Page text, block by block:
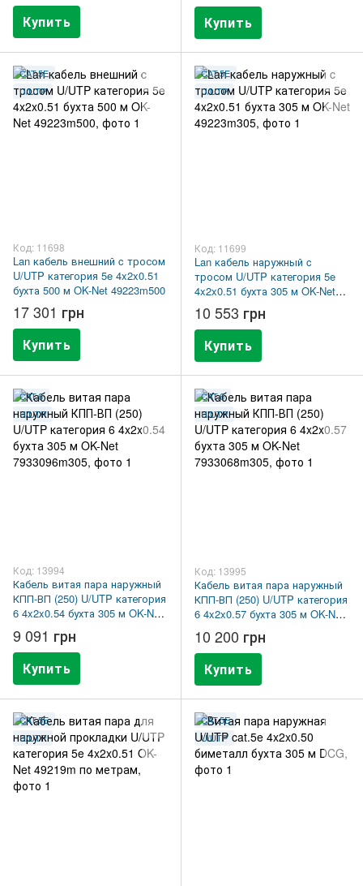
Купить Купить
CAT.5E
U/UTP
Код: 11698
Lan кабель внешний c тросом
U/UTP категория 5e 4x2x0.51
бухта 500 м OK-Net 49223m500
17 301 грн
Купить
CAT.5E
U/UTP
Код: 11699
Lan кабель наружный c
тросом U/UTP категория 5e
4x2x0.51 бухта 305 м OK-Net
49223m305
10 553 грн
Купить
CAT.6
U/UTP
Код: 13994
Кабель витая пара наружный
КПП-ВП (250) U/UTP категория
6 4x2x0.54 бухта 305 м OK-Net
7933096m305
9 091 грн
Купить
CAT.6
U/UTP
Код: 13995
Кабель витая пара наружный
КПП-ВП (250) U/UTP категория
6 4x2x0.57 бухта 305 м OK-Net
7933068m305
10 200 грн
Купить
CAT.5E
U/UTP
CAT.5E
U/UTP